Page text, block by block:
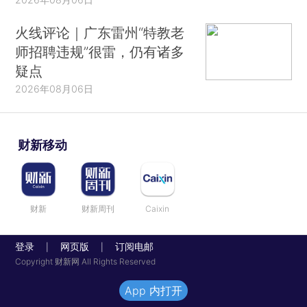
火线评论｜广东雷州“特教老
师招聘违规”很雷，仍有诸多
疑点
2026年08月06日
财新移动
财新 财新周刊 Caixin
登录 网页版 订阅电邮
Copyright 财新网 All Rights Reserved
App 内打开